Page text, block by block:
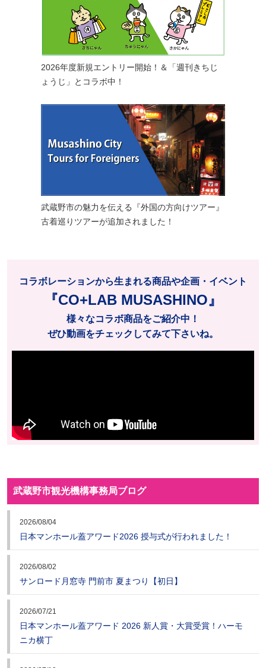
2026年度新規エントリー開始！＆「週刊きちじ
ょうじ」とコラボ中！
武蔵野市の魅力を伝える『外国の方向けツアー』
古着巡りツアーが追加されました！
コラボレーションから生まれる商品や企画・イベント
『CO+LAB MUSASHINO』
様々なコラボ商品をご紹介中！
ぜひ動画をチェックしてみて下さいね。
武蔵野市観光機構事務局ブログ
2026/08/04
日本マンホール蓋アワード2026 授与式が行われました！
2026/08/02
サンロード月窓寺 門前市 夏まつり【初日】
2026/07/21
日本マンホール蓋アワード 2026 新人賞・大賞受賞！ハーモ
ニカ横丁